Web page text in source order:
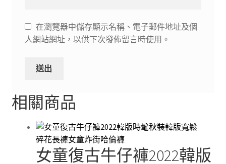
在瀏覽器中儲存顯示名稱、電子郵件地址及個
人網站網址，以供下次發佈留言時使用。
相關商品
女童復古牛仔褲2022韓版